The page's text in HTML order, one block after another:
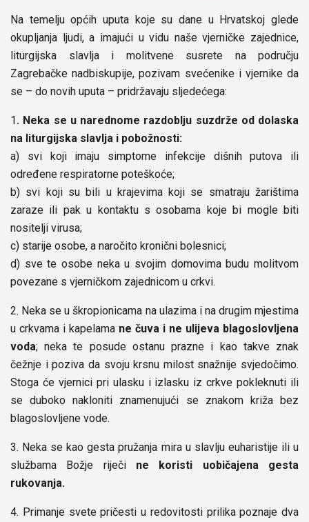
Na temelju općih uputa koje su dane u Hrvatskoj glede
okupljanja ljudi, a imajući u vidu naše vjerničke zajednice,
liturgijska slavlja i molitvene susrete na području
Zagrebačke nadbiskupije, pozivam svećenike i vjernike da
se – do novih uputa – pridržavaju sljedećega:
1. Neka se u narednome razdoblju suzdrže od dolaska
na liturgijska slavlja i pobožnosti:
a) svi koji imaju simptome infekcije dišnih putova ili
određene respiratorne poteškoće;
b) svi koji su bili u krajevima koji se smatraju žarištima
zaraze ili pak u kontaktu s osobama koje bi mogle biti
nositelji virusa;
c) starije osobe, a naročito kronični bolesnici;
d) sve te osobe neka u svojim domovima budu molitvom
povezane s vjerničkom zajednicom u crkvi.
2. Neka se u škropionicama na ulazima i na drugim mjestima
u crkvama i kapelama ne čuva i ne ulijeva blagoslovljena
voda; neka te posude ostanu prazne i kao takve znak
čežnje i poziva da svoju krsnu milost snažnije svjedočimo.
Stoga će vjernici pri ulasku i izlasku iz crkve pokleknuti ili
se duboko nakloniti znamenujući se znakom križa bez
blagoslovljene vode.
3. Neka se kao gesta pružanja mira u slavlju euharistije ili u
službama Božje riječi ne koristi uobičajena gesta
rukovanja.
4. Primanje svete pričesti u redovitosti prilika poznaje dva